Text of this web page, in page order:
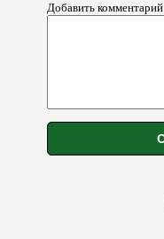
Добавить комментарий